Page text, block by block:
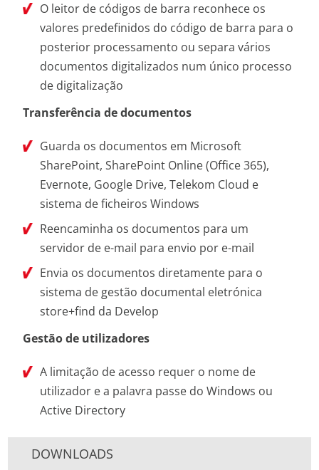
O leitor de códigos de barra reconhece os
valores predefinidos do código de barra para o
posterior processamento ou separa vários
documentos digitalizados num único processo
de digitalização
Transferência de documentos
Guarda os documentos em Microsoft
SharePoint, SharePoint Online (Office 365),
Evernote, Google Drive, Telekom Cloud e
sistema de ficheiros Windows
Reencaminha os documentos para um
servidor de e-mail para envio por e-mail
Envia os documentos diretamente para o
sistema de gestão documental eletrónica
store+find da Develop
Gestão de utilizadores
A limitação de acesso requer o nome de
utilizador e a palavra passe do Windows ou
Active Directory
DOWNLOADS